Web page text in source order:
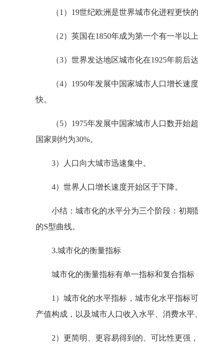
（1）19世纪欧洲是世界城市化进程更快的
（2）英国在1850年成为第一个有一半以上
（3）世界发达地区城市化在1925年前后达
（4）1950年发展中国家城市人口增长速度
快。
（5）1975年发展中国家城市人口数开始超
国家则约为30%。
3）人口向大城市迅速集中。
4）世界人口增长速度开始区于下降。
小结：城市化的水平分为三个阶段：初期
的S型曲线。
3.城市化的衡量指标
城市化的衡量指标有单一指标和复合指标
1）城市化的水平指标，城市化水平指标可
产值构成，以及城市人口收入水平、消费水平
2）更简明、更容易得到的、可比性更强，